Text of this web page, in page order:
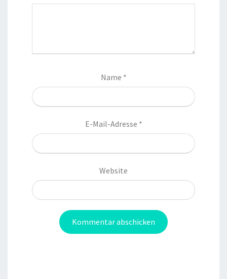
Name *
E-Mail-Adresse *
Website